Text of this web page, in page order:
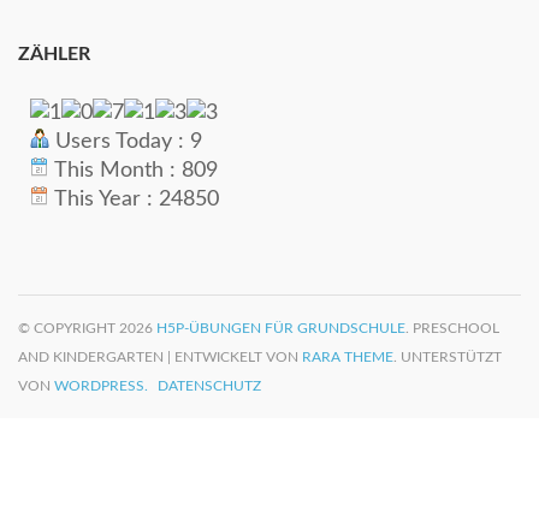
ZÄHLER
Users Today : 9
This Month : 809
This Year : 24850
© COPYRIGHT 2026 H5P-ÜBUNGEN FÜR GRUNDSCHULE . PRESCHOOL
AND KINDERGARTEN | ENTWICKELT VON RARA THEME . UNTERSTÜTZT
VON WORDPRESS. DATENSCHUTZ